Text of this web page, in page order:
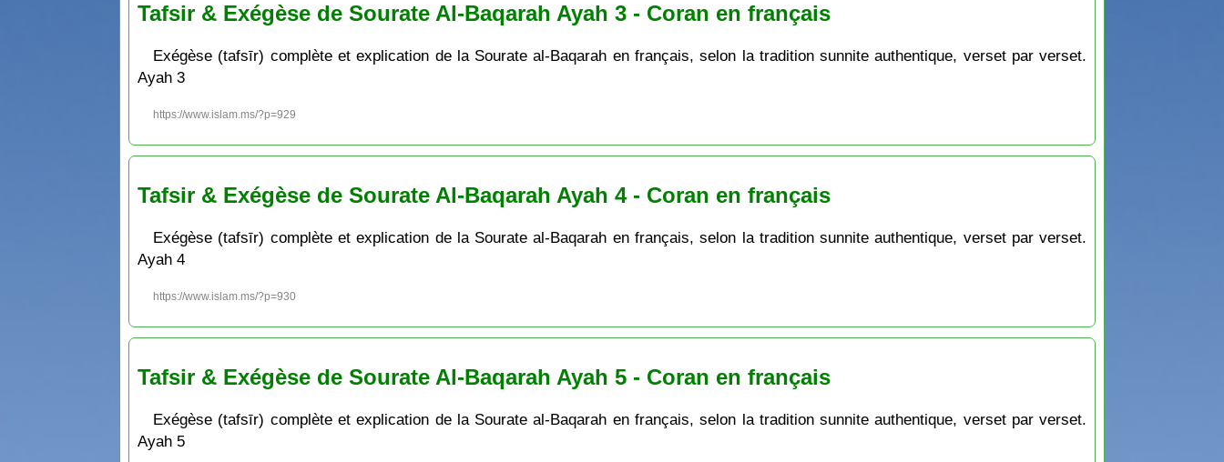
Tafsir & Exégèse de Sourate Al-Baqarah Ayah 3 - Coran en français
Exégèse (tafsīr) complète et explication de la Sourate al-Baqarah en français, selon la tradition sunnite authentique, verset par verset.
Ayah 3
https://www.islam.ms/?p=929
Tafsir & Exégèse de Sourate Al-Baqarah Ayah 4 - Coran en français
Exégèse (tafsīr) complète et explication de la Sourate al-Baqarah en français, selon la tradition sunnite authentique, verset par verset.
Ayah 4
https://www.islam.ms/?p=930
Tafsir & Exégèse de Sourate Al-Baqarah Ayah 5 - Coran en français
Exégèse (tafsīr) complète et explication de la Sourate al-Baqarah en français, selon la tradition sunnite authentique, verset par verset.
Ayah 5